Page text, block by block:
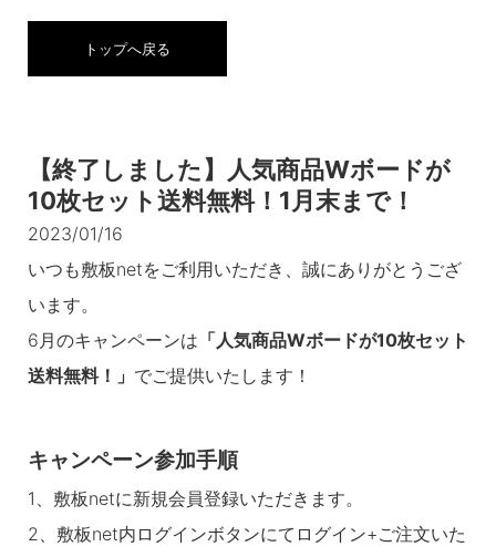
トップへ戻る
【終了しました】人気商品Wボードが
10枚セット送料無料！1月末まで！
2023/01/16
いつも敷板netをご利用いただき、誠にありがとうござ
います。
6月のキャンペーンは 「人気商品Wボードが10枚セット
送料無料！」 でご提供いたします！
キャンペーン参加手順
1、敷板netに新規会員登録いただきます。
2、敷板net内ログインボタンにてログイン+ご注文いた